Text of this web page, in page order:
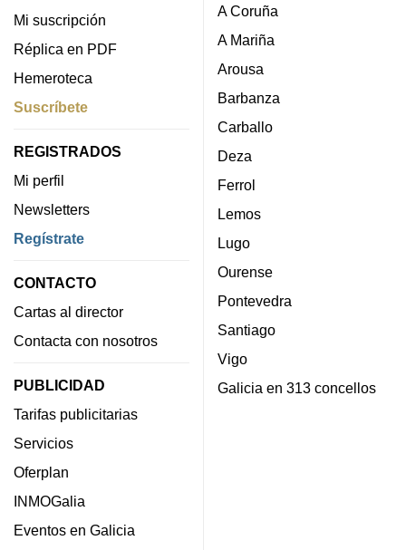
Mi suscripción
Réplica en PDF
Hemeroteca
Suscríbete
REGISTRADOS
Mi perfil
Newsletters
Regístrate
CONTACTO
Cartas al director
Contacta con nosotros
PUBLICIDAD
Tarifas publicitarias
Servicios
Oferplan
INMOGalia
Eventos en Galicia
A Coruña
A Mariña
Arousa
Barbanza
Carballo
Deza
Ferrol
Lemos
Lugo
Ourense
Pontevedra
Santiago
Vigo
Galicia en 313 concellos